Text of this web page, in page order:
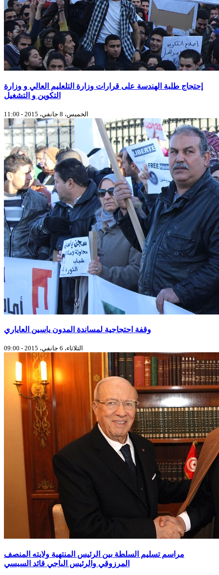
إحتجاج طلبة الهندسة على قرارات وزارة التلعليم العالي و وزارة
التكوين و التشغيل
الخميس، 8 جانفي، 2015 - 11:00
وقفة احتجاجية لمساندة المدون ياسين العاياري
الثلاثاء، 6 جانفي، 2015 - 09:00
مراسم تسليم السلطة بين الرئيس المنتهية ولايته المنصف
المرزوقي والرئيس الباجي قائد السبسي